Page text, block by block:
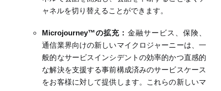
ャネルを切り替えることができます。
Microjourney™の拡充 ： 金融サービス、保険、
通信業界向けの新しいマイクロジャーニーは、一
般的なサービスインシデントの効率的かつ直感的
な解決を支援する事前構成済みのサービスケース
をお客様に対して提供します。これらの新しいマ